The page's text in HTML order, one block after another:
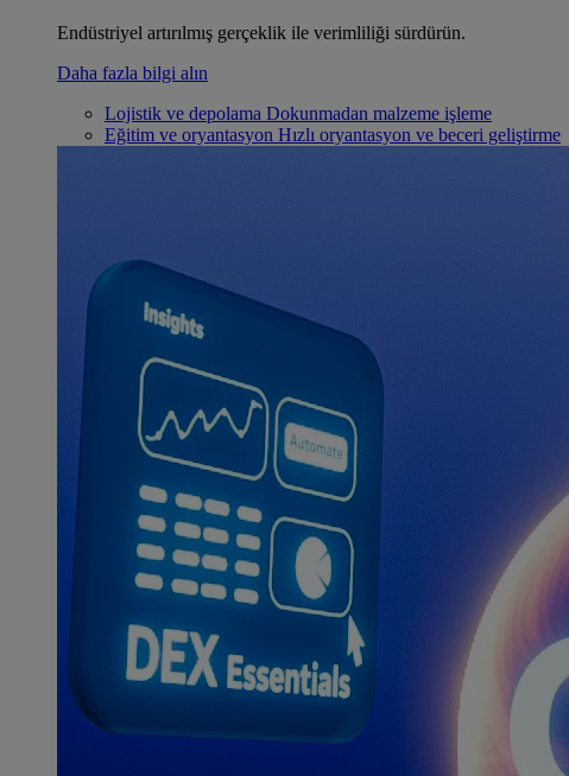
Endüstriyel artırılmış gerçeklik ile verimliliği sürdürün.
Daha fazla bilgi alın
Lojistik ve depolama Dokunmadan malzeme işleme
Eğitim ve oryantasyon Hızlı oryantasyon ve beceri geliştirme